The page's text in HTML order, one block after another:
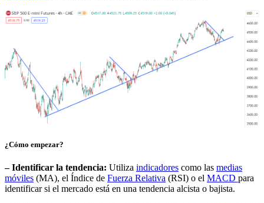
¿Cómo empezar?
– Identificar la tendencia: Utiliza indicadores como las medias
móviles (MA), el Índice de Fuerza Relativa (RSI) o el MACD para
identificar si el mercado está en una tendencia alcista o bajista.